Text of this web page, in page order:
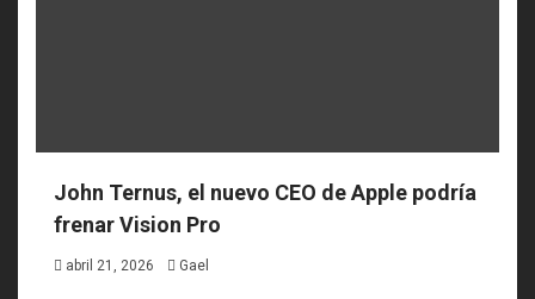
John Ternus, el nuevo CEO de Apple podría
frenar Vision Pro
abril 21, 2026 Gael